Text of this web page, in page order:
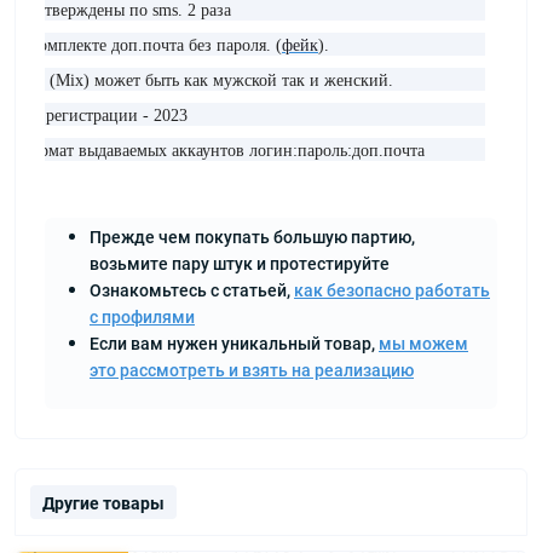
Подтверждены по sms. 2 раза
В комплекте доп.почта без пароля. (фейк).
Пол (Mix) может быть как мужской так и женский.
Год регистрации - 2023
Формат выдаваемых аккаунтов логин:пароль:доп.почта
Прежде чем покупать большую партию,
возьмите пару штук и протестируйте
Ознакомьтесь с статьей, как безопасно работать
с профилями
Если вам нужен уникальный товар, мы можем
это рассмотреть и взять на реализацию
Другие товары